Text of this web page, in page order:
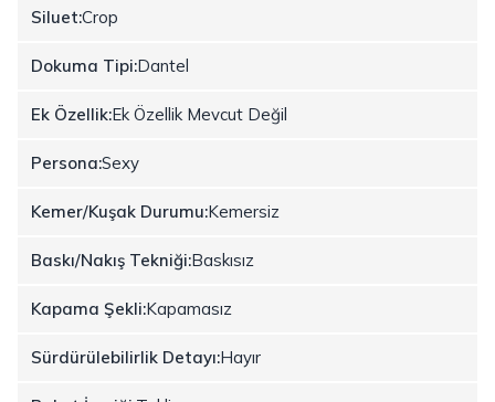
Siluet:Crop
Dokuma Tipi:Dantel
Ek Özellik:Ek Özellik Mevcut Değil
Persona:Sexy
Kemer/Kuşak Durumu:Kemersiz
Baskı/Nakış Tekniği:Baskısız
Kapama Şekli:Kapamasız
Sürdürülebilirlik Detayı:Hayır